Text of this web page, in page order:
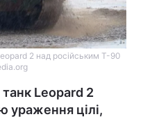
2 над російським Т-90
Leopard 2
ураження цілі,